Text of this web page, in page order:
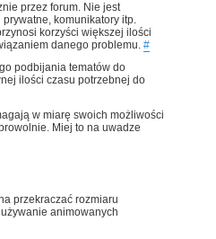
przez forum. Nie jest
komunikatory itp.
korzyści większej ilości
danego problemu. #
podbijania tematów do
ilości czasu potrzebnej do
w miarę swoich możliwości
Miej to na uwadze
przekraczać rozmiaru
animowanych